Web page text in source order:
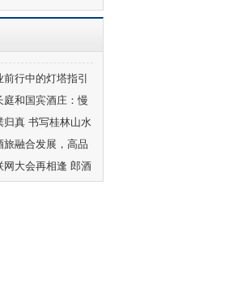
行中的灯塔指引
方向和国宾酒庄：慢
归真 书写桂林山水
融合发展，高品
酒底色
网大会再相逢 郎酒